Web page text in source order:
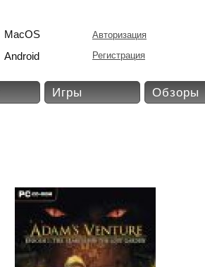
MacOS
Android
Авторизация
Регистрация
Игры Обзоры